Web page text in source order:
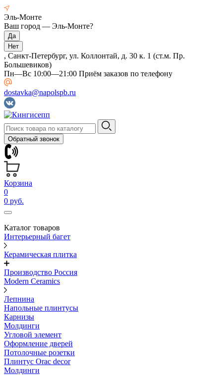
Эль-Монте
Ваш город — Эль-Монте?
, Санкт-Петербург, ул. Коллонтай, д. 30 к. 1 (ст.м. Пр.
Большевиков)
Пн—Вс 10:00—21:00 Приём заказов по телефону
dostavka@napolspb.ru
Обратный звонок
Корзина
0
0 руб.
Каталог товаров
Интерьерный багет
Керамическая плитка
Производство Россия
Modern Ceramics
Лепнина
Напольные плинтусы
Карнизы
Молдинги
Угловой элемент
Оформление дверей
Потолочные розетки
Плинтус Orac decor
Молдинги